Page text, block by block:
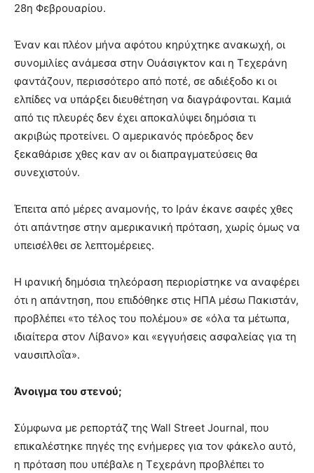
28η Φεβρουαρίου.
Έναν και πλέον μήνα αφότου κηρύχτηκε ανακωχή, οι
συνομιλίες ανάμεσα στην Ουάσιγκτον και η Τεχεράνη
φαντάζουν, περισσότερο από ποτέ, σε αδιέξοδο κι οι
ελπίδες να υπάρξει διευθέτηση να διαγράφονται. Καμιά
από τις πλευρές δεν έχει αποκαλύψει δημόσια τι
ακριβώς προτείνει. Ο αμερικανός πρόεδρος δεν
ξεκαθάρισε χθες καν αν οι διαπραγματεύσεις θα
συνεχιστούν.
Έπειτα από μέρες αναμονής, το Ιράν έκανε σαφές χθες
ότι απάντησε στην αμερικανική πρόταση, χωρίς όμως να
υπεισέλθει σε λεπτομέρειες.
Η ιρανική δημόσια τηλεόραση περιορίστηκε να αναφέρει
ότι η απάντηση, που επιδόθηκε στις ΗΠΑ μέσω Πακιστάν,
προβλέπει «το τέλος του πολέμου» σε «όλα τα μέτωπα,
ιδιαίτερα στον Λίβανο» και «εγγυήσεις ασφαλείας για τη
ναυσιπλοΐα».
Άνοιγμα του στενού;
Σύμφωνα με ρεπορτάζ της Wall Street Journal, που
επικαλέστηκε πηγές της ενήμερες για τον φάκελο αυτό,
η πρόταση που υπέβαλε η Τεχεράνη προβλέπει το